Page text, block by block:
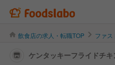
飲食店の求人・転職TOP ファス
ケンタッキーフライドチ